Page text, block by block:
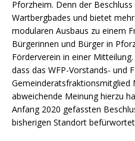
Pforzheim. Denn der
Wartbergbades und bietet
modularen Ausbaus zu einem
Bürgerinnen und Bürger in
Förderverein in einer
dass das WFP-Vorstands- und
Gemeinderatsfraktionsmitglied
abweichende Meinung hierzu
Anfang 2020 gefassten
bisherigen Standort